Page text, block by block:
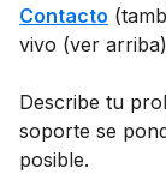
Contacto
vivo (ver
Describe tu
soporte se
posible.